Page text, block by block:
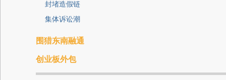
封堵造假链
集体诉讼潮
围猎东南融通
创业板外包